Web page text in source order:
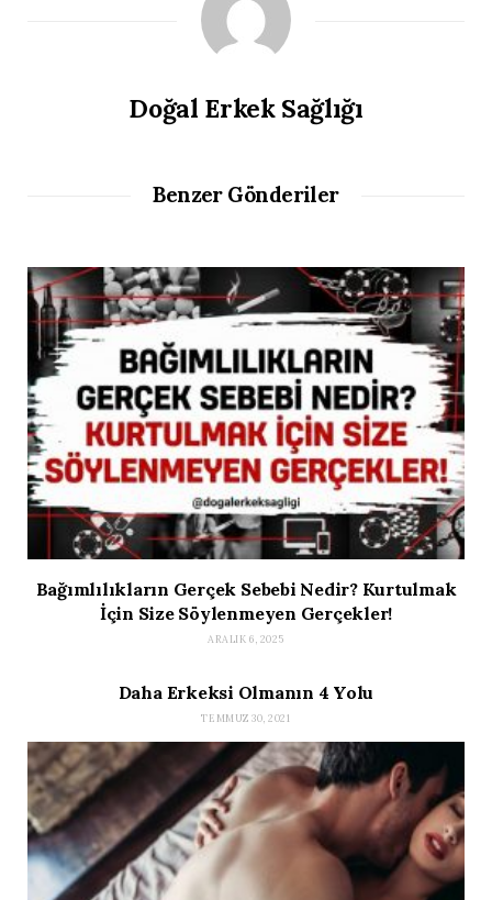
Doğal Erkek Sağlığı
Benzer Gönderiler
Bağımlılıkların Gerçek Sebebi Nedir? Kurtulmak
İçin Size Söylenmeyen Gerçekler!
ARALIK 6, 2025
Daha Erkeksi Olmanın 4 Yolu
TEMMUZ 30, 2021